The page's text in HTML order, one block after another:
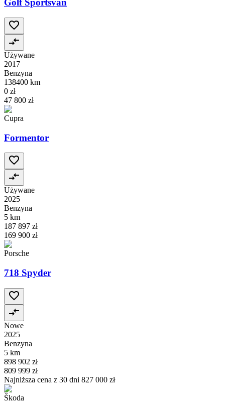
Golf Sportsvan
Używane
2017
Benzyna
138400 km
0 zł
47 800 zł
Cupra
Formentor
Używane
2025
Benzyna
5 km
187 897 zł
169 900 zł
Porsche
718 Spyder
Nowe
2025
Benzyna
5 km
898 902 zł
809 999 zł
Najniższa cena z 30 dni 827 000 zł
Škoda